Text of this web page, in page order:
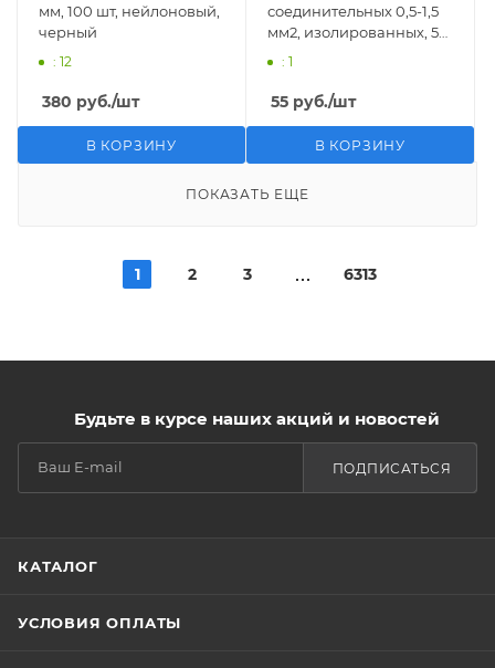
мм, 100 шт, нейлоновый,
черный
: 12
380 руб./шт
В КОРЗИНУ
соединительных 0,5-1,5
мм2, изолированных, 5
: 1
55 руб./шт
В КОРЗИНУ
ПОКАЗАТЬ ЕЩЕ
1 2 3 6313
Будьте в курсе наших акций и новостей
ПОДПИСАТЬСЯ
КАТАЛОГ
УСЛОВИЯ ОПЛАТЫ